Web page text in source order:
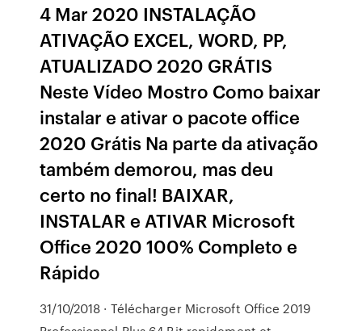
4 Mar 2020 INSTALAÇÃO
ATIVAÇÃO EXCEL, WORD, PP,
ATUALIZADO 2020 GRÁTIS
Neste Vídeo Mostro Como baixar
instalar e ativar o pacote office
2020 Grátis Na parte da ativação
também demorou, mas deu
certo no final! BAIXAR,
INSTALAR e ATIVAR Microsoft
Office 2020 100% Completo e
Rápido
31/10/2018 · Télécharger Microsoft Office 2019